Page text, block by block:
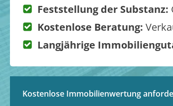
Feststellung der Substanz:
Kostenlose Beratung:
Langjährige
Kostenlose Immobilienwertung